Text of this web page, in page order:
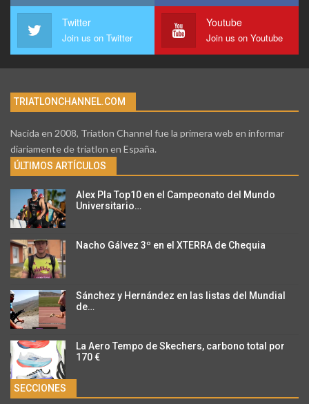
Twitter
Join us on Twitter
Youtube
Join us on Youtube
TRIATLONCHANNEL.COM
Nacida en 2008, Triatlon Channel fue la primera web en informar
diariamente de triatlon en España.
ÚLTIMOS ARTÍCULOS
Alex Pla Top10 en el Campeonato del Mundo
Universitario…
Nacho Gálvez 3º en el XTERRA de Chequia
Sánchez y Hernández en las listas del Mundial
de…
La Aero Tempo de Skechers, carbono total por
170 €
SECCIONES